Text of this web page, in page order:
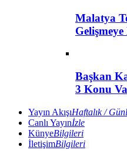
Malatya
Başkan
3 Konu
Yayın AkışıHaftalık /
Canlı Yayınİzle
KünyeBilgileri
İletişimBilgileri